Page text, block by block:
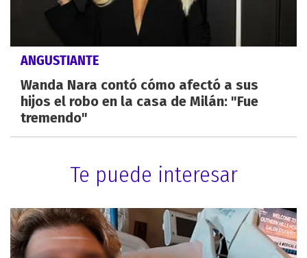
ANGUSTIANTE
Wanda Nara contó cómo afectó a sus
hijos el robo en la casa de Milán: "Fue
tremendo"
Te puede interesar